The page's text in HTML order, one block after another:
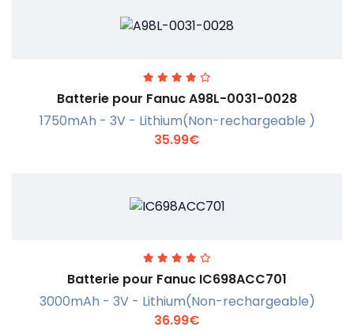
En savoir +
En savoir +
Batterie pour Fanuc A98L-0031-0028
1750mAh - 3V - Lithium(Non-rechargeable )
35.99€
Batterie pour Fanuc IC698ACC701
3000mAh - 3V - Lithium(Non-rechargeable)
36.99€